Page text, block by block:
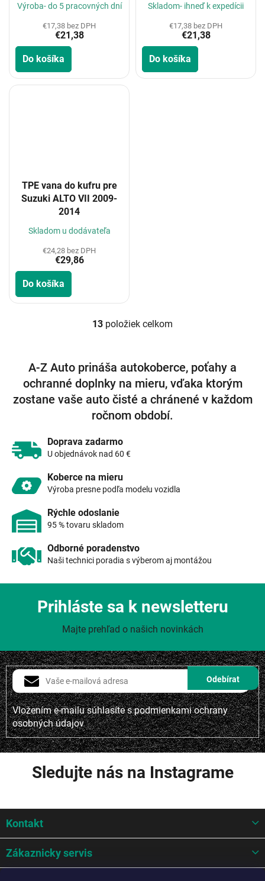
Výroba- do 5 pracovných dní
€17,38 bez DPH
€21,38
Do košíka
Skladom- ihneď k expedícii
€17,38 bez DPH
€21,38
Do košíka
TPE vana do kufru pre
Suzuki ALTO VII 2009-
2014
Skladom u dodávateľa
€24,28 bez DPH
€29,86
Do košíka
O
á
d
a
c
i
e
v
13 položiek celkom
A-Z Auto prináša autokoberce, poťahy a
ochranné doplnky na mieru, vďaka ktorým
zostane vaše auto čisté a chránené v každom
ročnom období.
Doprava zadarmo
U objednávok nad 60 €
Koberce na mieru
Výroba presne podľa modelu vozidla
Rýchle odoslanie
95 % tovaru skladom
Odborné poradenstvo
Naši technici poradia s výberom aj montážou
Vložením e-mailu súhlasíte spodmienkami ochrany
osobných údajov
Prihláste sa k newsletteru
Majte prehľad o našich novinkách
Sledujte nás na Instagrame
p
t
Kontakt
Zákaznicky servis